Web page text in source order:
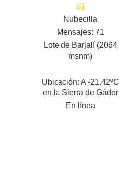
Nubecilla
Mensajes: 71
Lote de Barjalí (2064
msnm)
Ubicación: A -21,42ºC
en la Sierra de Gádor
En línea